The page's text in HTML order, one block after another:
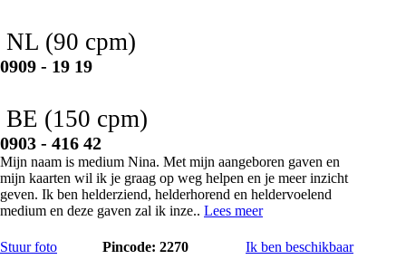
NL (90 cpm)
0909 - 19 19
BE (150 cpm)
0903 - 416 42
Mijn naam is medium Nina. Met mijn aangeboren gaven en
mijn kaarten wil ik je graag op weg helpen en je meer inzicht
geven. Ik ben helderziend, helderhorend en heldervoelend
medium en deze gaven zal ik inze.. Lees meer
Stuur foto Pincode: 2270 Ik ben beschikbaar